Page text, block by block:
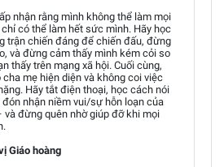
nhận rằng mình không thể làm mọi
có thể làm hết sức mình. Hãy học
trận chiến đáng để chiến đấu, đừng
và đừng cảm thấy mình kém cỏi so
thấy trên mạng xã hội. Cuối cùng,
mẹ hiện diện và không coi việc
Hãy tắt điện thoại, học cách nói
đón nhận niềm vui/sự hỗn loạn của
đừng quên nhờ giúp đỡ khi mọi
Giáo hoàng